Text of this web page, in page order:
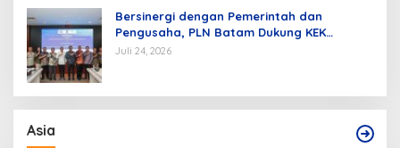
Bersinergi dengan Pemerintah dan
Pengusaha, PLN Batam Dukung KEK
Tanjung Sauh sebagai Hub Energi Baru
Juli 24, 2026
Asia